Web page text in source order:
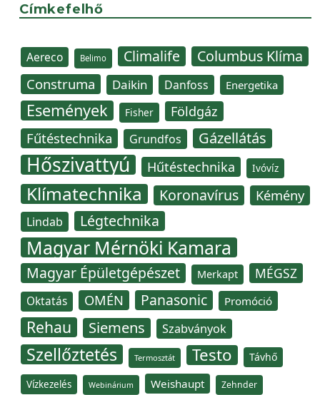
Címkefelhő
Aereco Belimo Climalife Columbus Klíma
Construma Daikin Danfoss Energetika
Események Fisher Földgáz
Fűtéstechnika Grundfos Gázellátás
Hőszivattyú Hűtéstechnika Ivóvíz
Klímatechnika Koronavírus Kémény
Lindab Légtechnika
Magyar Mérnöki Kamara
Magyar Épületgépészet Merkapt MÉGSZ
Oktatás OMÉN Panasonic Promóció
Rehau Siemens Szabványok
Szellőztetés Termosztát Testo Távhő
Vízkezelés Webinárium Weishaupt Zehnder